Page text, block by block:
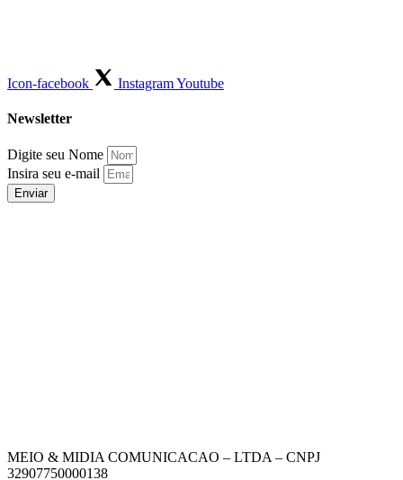
Icon-facebook InstagramYoutube
Newsletter
Digite seu Nome
Insira seu e-mail
Enviar
MEIO & MIDIA COMUNICACAO – LTDA – CNPJ
32907750000138